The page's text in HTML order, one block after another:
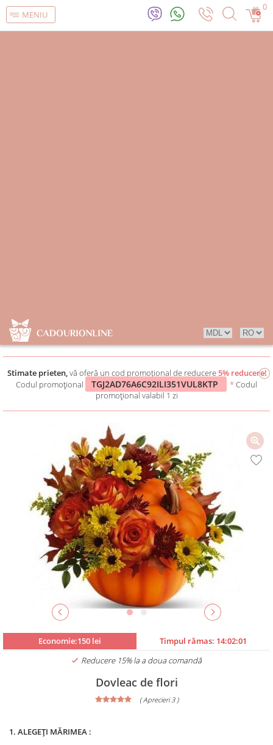
MENIU
0
Stimate prieten,vă oferă un cod promoțional de reducere5% reducere!
Codul promoțional
TGJ2AD76A6C92ILI351VUL8KTP *Codul
promoțional valabil 1 zi
Economie:150 lei Timpul rămas: 14:02:00
Reducere 15% la a doua comandă
Dovleac de flori
( Aprecieri 3 )
1. ALEGEȚI MĂRIMEA :